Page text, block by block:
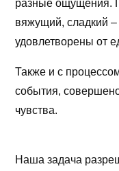
разные ощущения.
вяжущий, сладкий –
удовлетворены от
Также и с
события,
чувства.
Наша задача